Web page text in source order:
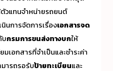
วแทนจำหน่ายรถยนต์
นการจัดการเรื่องเอกสารจด
บกรมการขนส่งทางบกให้
เอกสารที่จำเป็นและชำระค่า
ารถรอรับป้ายทะเบียนและ